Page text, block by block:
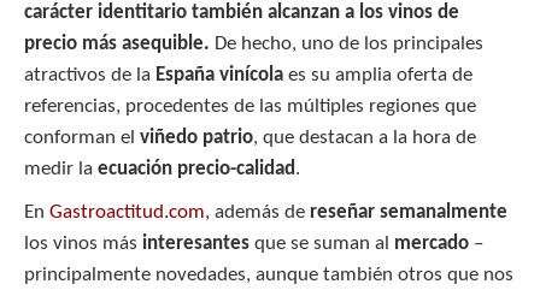
carácter identitario también alcanzan a los vinos de
precio más asequible. De hecho, uno de los principales
atractivos de la España vinícola es su amplia oferta de
referencias, procedentes de las múltiples regiones que
conforman el viñedo patrio, que destacan a la hora de
medir la ecuación precio-calidad.
En Gastroactitud.com, además de reseñar semanalmente
los vinos más interesantes que se suman al mercado –
principalmente novedades, aunque también otros que nos